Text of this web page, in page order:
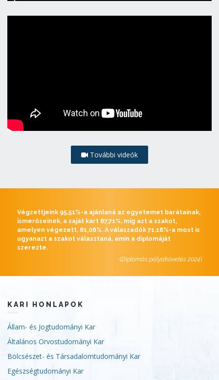
További videók
Végzettjeink 95,51%-a ajánlaná az egyetemet barátainak,
ismerőseinek, a saját kart 87,71%, míg azt a szakot,
amelyen végezett, 81,08%. A válaszadók 71,18%-a most is
ugyanazt a szakot választaná, amin a diplomáját
szerezte.
(Diplomás pályakövetés 2024)
KARI HONLAPOK
Állam- és Jogtudományi Kar
Általános Orvostudományi Kar
Bölcsészet- és Társadalomtudományi Kar
Egészségtudományi Kar